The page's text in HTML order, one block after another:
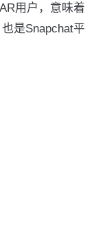
用户，意味着
是Snapchat平